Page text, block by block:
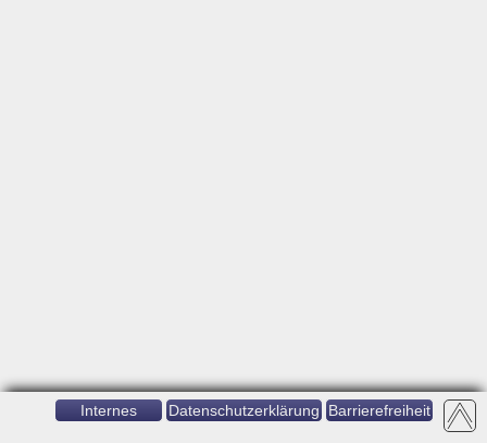
Internes Datenschutzerklärung Barrierefreiheit